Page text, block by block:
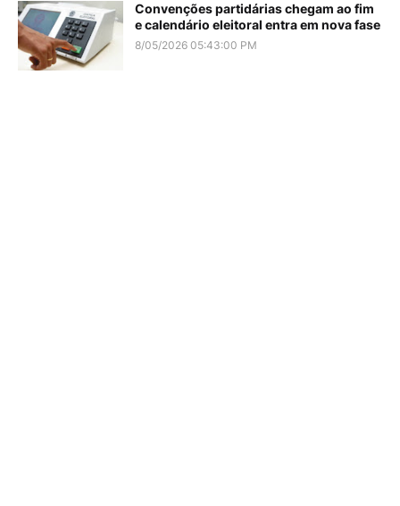
Convenções partidárias chegam ao fim
e calendário eleitoral entra em nova fase
8/05/2026 05:43:00 PM